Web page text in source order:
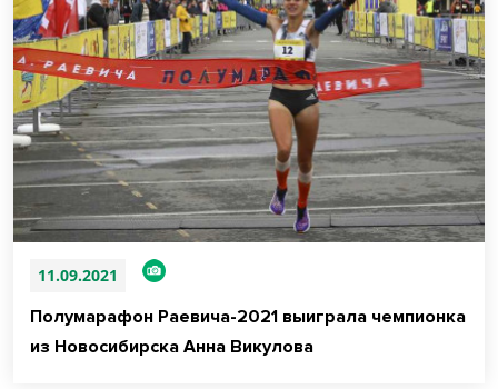
11.09.2021
Полумарафон Раевича-2021 выиграла чемпионка
из Новосибирска Анна Викулова